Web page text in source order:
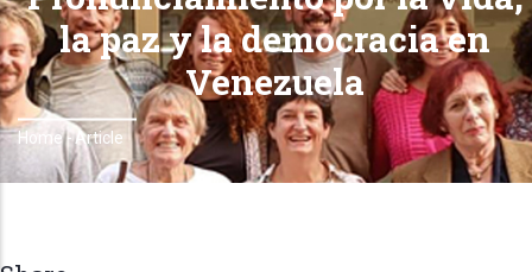
la paz y la democracia en
Venezuela
Breadcrumb
Home -Article